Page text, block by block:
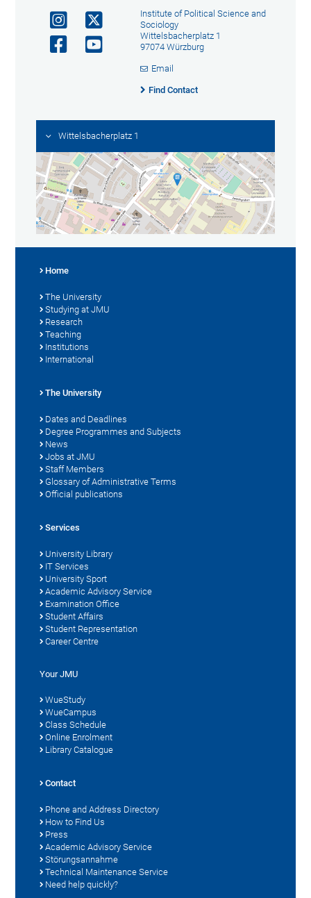
Institute of Political Science and
Sociology
Wittelsbacherplatz 1
97074 Würzburg
Email
Find Contact
Wittelsbacherplatz 1
Home
The University
Studying at JMU
Research
Teaching
Institutions
International
The University
Dates and Deadlines
Degree Programmes and Subjects
News
Jobs at JMU
Staff Members
Glossary of Administrative Terms
Official publications
Services
University Library
IT Services
University Sport
Academic Advisory Service
Examination Office
Student Affairs
Student Representation
Career Centre
Your JMU
WueStudy
WueCampus
Class Schedule
Online Enrolment
Library Catalogue
Contact
Phone and Address Directory
How to Find Us
Press
Academic Advisory Service
Störungsannahme
Technical Maintenance Service
Need help quickly?